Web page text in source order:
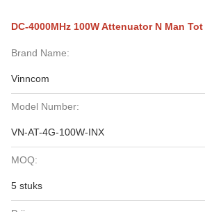
DC-4000MHz 100W Attenuator N Man
Brand Name:
Vinncom
Model Number:
VN-AT-4G-100W-INX
MOQ:
5 stuks